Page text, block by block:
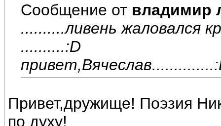
Сообщение от владимир
..........ливень жаловался
..........:D
Привет,дружище! Поэзия
по духу!